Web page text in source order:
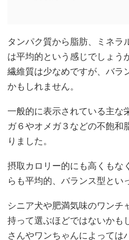
タンパク質から脂肪、ミネラ
は平均的という感じでしょう
繊維質は少なめですが、バラ
かもしれません。
一般的に表示されている主な
ガ６やオメガ３などの不飽和
りました。
摂取カロリー的にも高くもな
らも平均的、バランス型とい
シニア犬や肥満気味のワンチ
持って選ぶほどではないかも
さんやワンちゃんによっては